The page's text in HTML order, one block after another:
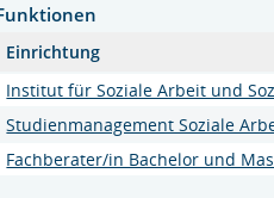
Einrichtung
Institut für Soziale Arbeit und
Studienmanagement Soziale
Fachberater/in Bachelor und